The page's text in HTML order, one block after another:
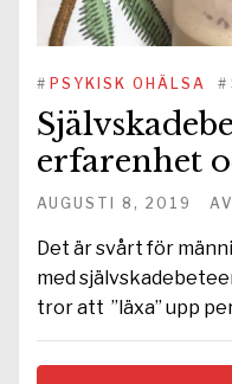
# PSYKISK OHÄLSA #
erfarenhet
AUGUSTI 8, 2019 AV
Det är svårt för
med
tror att ”läxa” upp